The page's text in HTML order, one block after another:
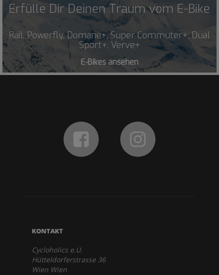
Erfülle Dir Deinen Traum vom E-Bike
Rail, Powerfly, Domane+, Super Commuter+, Dual
Sport+, Verve+
E-Bikes ansehen
KONTAKT
Cycloholics e.U.
Hütteldorferstrasse 36
Wien Wien